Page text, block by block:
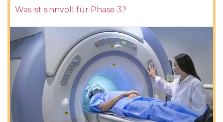
Was ist sinnvoll für Phase 3?